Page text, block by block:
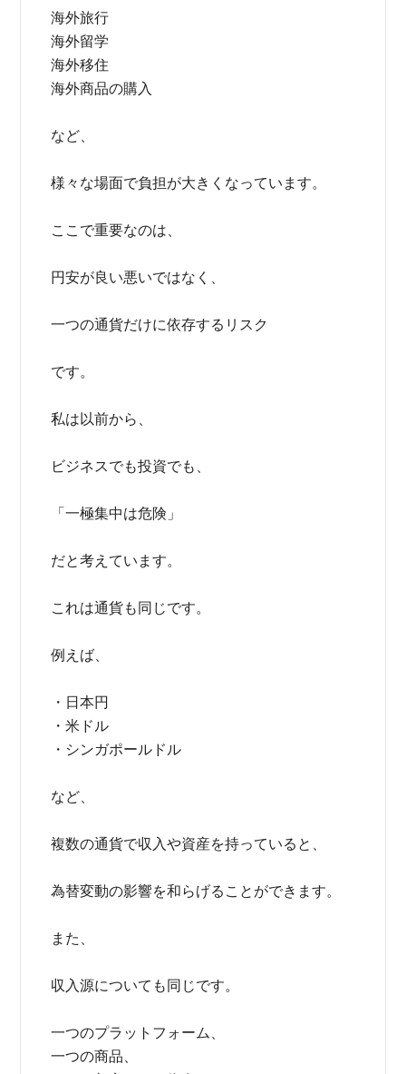
海外旅行
海外留学
海外移住
海外商品の購入
など、
様々な場面で負担が大きくなっています。
ここで重要なのは、
円安が良い悪いではなく、
一つの通貨だけに依存するリスク
です。
私は以前から、
ビジネスでも投資でも、
「一極集中は危険」
だと考えています。
これは通貨も同じです。
例えば、
・日本円
・米ドル
・シンガポールドル
など、
複数の通貨で収入や資産を持っていると、
為替変動の影響を和らげることができます。
また、
収入源についても同じです。
一つのプラットフォーム、
一つの商品、